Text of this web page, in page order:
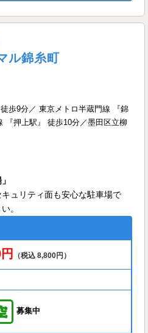
ル錦糸町
歩9分／ 東京メトロ半蔵門線 『錦
『押上駅』 徒歩10分／墨田区立柳
ュリティ面も安心な駐車場で
。
（税込 8,800円）
募集中